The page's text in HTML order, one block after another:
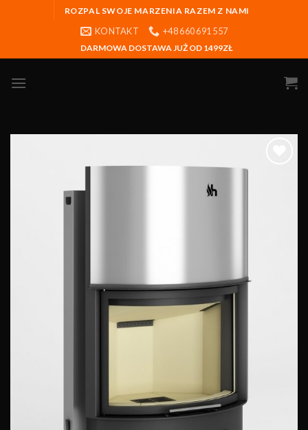
ROZPAL SWOJE MARZENIA RAZEM Z NAMI
KONTAKT +48 660 691 557
DARMOWA DOSTAWA JUŻ OD 1499ZŁ